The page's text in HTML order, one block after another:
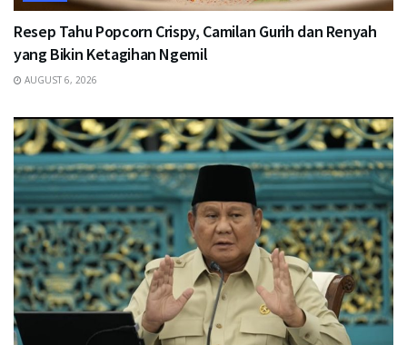
Resep Tahu Popcorn Crispy, Camilan Gurih dan Renyah
yang Bikin Ketagihan Ngemil
AUGUST 6, 2026